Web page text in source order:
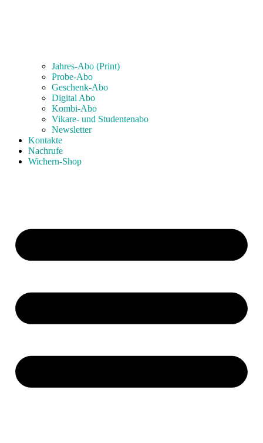
Jahres-Abo (Print)
Probe-Abo
Geschenk-Abo
Digital Abo
Kombi-Abo
Vikare- und Studentenabo
Newsletter
Kontakte
Nachrufe
Wichern-Shop